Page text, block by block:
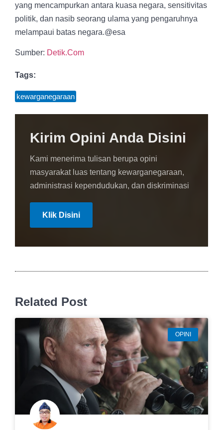
yang mencampurkan antara kuasa negara, sensitivitas
politik, dan nasib seorang ulama yang pengaruhnya
melampaui batas negara.@esa
Sumber: Detik.Com
Tags:
kewarganegaraan
Kirim Opini Anda Disini
Kami menerima tulisan berupa opini
masyarakat luas tentang kewarganegaraan,
administrasi kependudukan, dan diskriminasi
Klik Disini
Related Post
OPINI